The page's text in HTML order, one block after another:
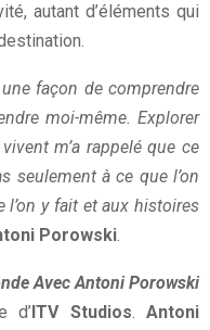
autant d’éléments qui
façon de comprendre
moi-même. Explorer
m’a rappelé que ce
seulement à ce que l’on
y fait et aux histoires
Porowski.
Avec Antoni Porowski
d’ ITV Studios.Antoni